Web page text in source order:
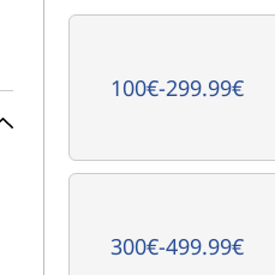
100€-299.99€
300€-499.99€